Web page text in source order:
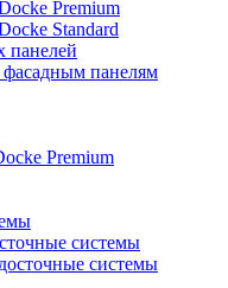
Premium
Standard
панелей
панелям
Premium
системы
системы